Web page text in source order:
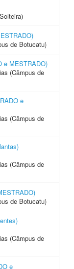
de Botucatu)
e MESTRADO)
(Câmpus de
e
(Câmpus de
(Câmpus de
de Botucatu)
(Câmpus de
e